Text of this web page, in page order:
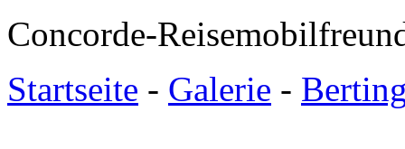
Concorde-
Startseite - Galerie -